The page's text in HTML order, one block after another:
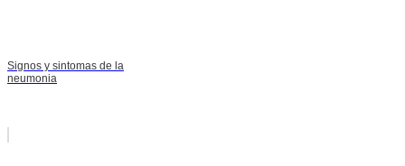
Signos y sintomas de la
neumonia